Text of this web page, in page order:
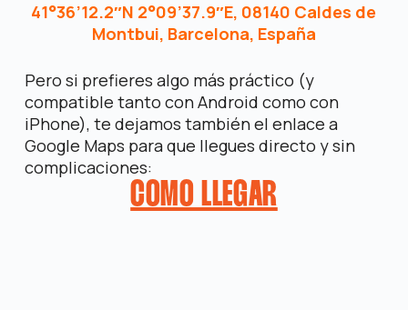
41°36’12.2″N 2°09’37.9″E, 08140 Caldes de
Montbui, Barcelona, España
Pero si prefieres algo más práctico (y
compatible tanto con Android como con
iPhone), te dejamos también el enlace a
Google Maps para que llegues directo y sin
complicaciones:
COMO LLEGAR